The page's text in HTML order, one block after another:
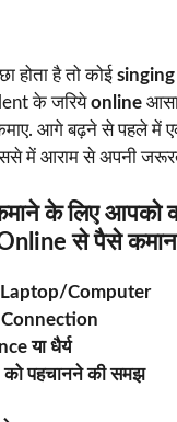
होता है तो कोई singing
के जरियेonline
आगे बढ़ने से पहले में एक
में आराम से अपनी
के लिए आपको
से पैसे
Computer
या धैर्य
पहचानने की समझ